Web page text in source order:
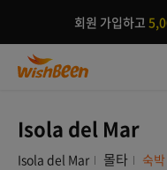
회원 가입하고
Isola del Mar
Isola del Mar 몰타
숙